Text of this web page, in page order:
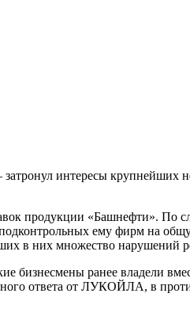
интересы крупнейших
продукции «Башнефти». По
ему фирм на
в них множество нарушений
ранее владели
ответа от ЛУКОЙЛА, в